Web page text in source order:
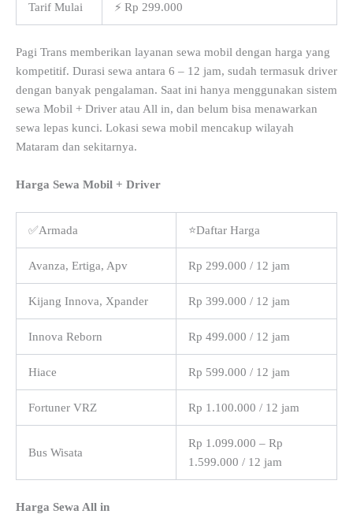
Tarif Mulai ⚡ Rp 299.000
Pagi Trans memberikan layanan sewa mobil dengan harga yang
kompetitif. Durasi sewa antara 6 – 12 jam, sudah termasuk driver
dengan banyak pengalaman. Saat ini hanya menggunakan sistem
sewa Mobil + Driver atau All in, dan belum bisa menawarkan
sewa lepas kunci. Lokasi sewa mobil mencakup wilayah
Mataram dan sekitarnya.
Harga Sewa Mobil + Driver
✅Armada ⭐Daftar Harga
Avanza, Ertiga, Apv Rp 299.000 / 12 jam
Kijang Innova, Xpander Rp 399.000 / 12 jam
Innova Reborn Rp 499.000 / 12 jam
Hiace Rp 599.000 / 12 jam
Fortuner VRZ Rp 1.100.000 / 12 jam
Bus Wisata
Rp 1.099.000 – Rp
1.599.000 / 12 jam
Harga Sewa All in